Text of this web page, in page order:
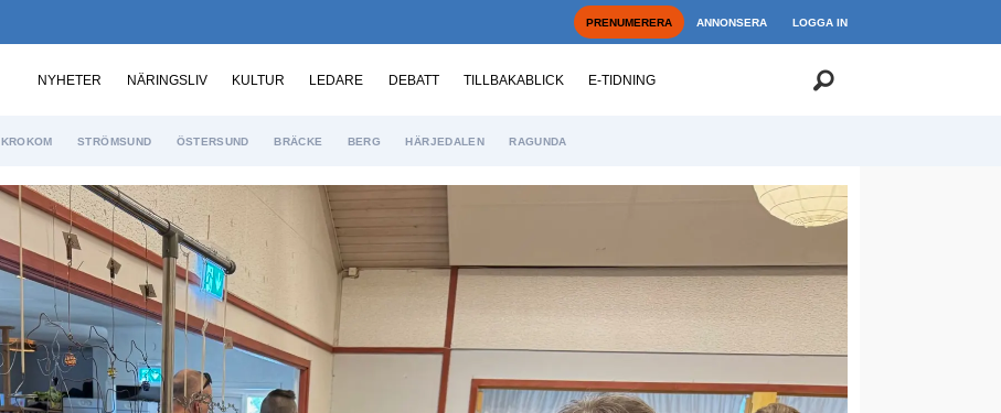
PRENUMERERA ANNONSERA LOGGA IN
NYHETER NÄRINGSLIV KULTUR LEDARE DEBATT TILLBAKABLICK E-TIDNING
KROKOM STRÖMSUND ÖSTERSUND BRÄCKE BERG HÄRJEDALEN RAGUNDA